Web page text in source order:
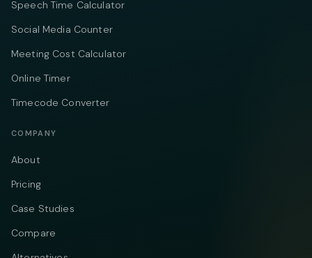
Speech Time Calculator
Social Media Counter
Meeting Cost Calculator
Online Timer
Timecode Converter
COMPANY
About
Pricing
Case Studies
Compare